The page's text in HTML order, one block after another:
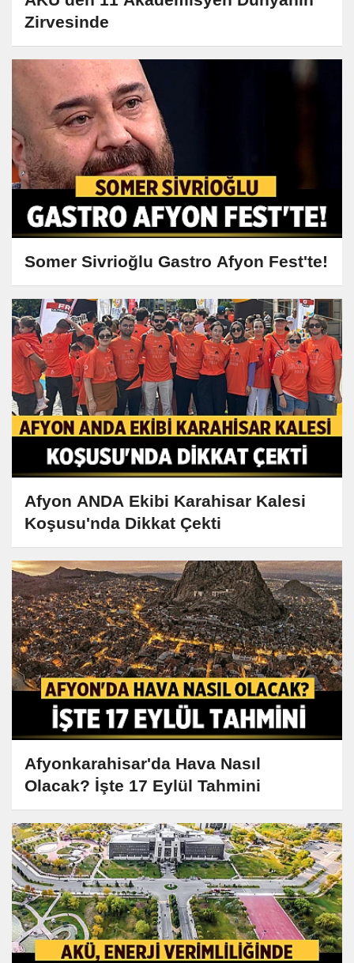
Zirvesinde
Somer Sivrioğlu Gastro Afyon Fest'te!
Afyon ANDA Ekibi Karahisar Kalesi
Koşusu'nda Dikkat Çekti
Afyonkarahisar'da Hava Nasıl
Olacak? İşte 17 Eylül Tahmini